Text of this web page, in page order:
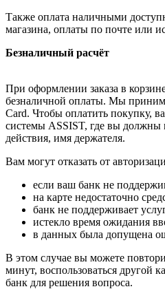
Также оплата наличными
магазина, оплаты по почте или
Безналичный расчёт
При оформлении заказа в
безналичной оплаты. Мы
Card. Чтобы оплатить покупку,
системы ASSIST, где вы должны
действия, имя держателя.
Вам могут отказать от
если ваш банк не
на карте недостаточно
банк не поддерживает
истекло время ожидания
в данных была допущена
В этом случае вы можете
минут, воспользоваться другой
банк для решения вопроса.